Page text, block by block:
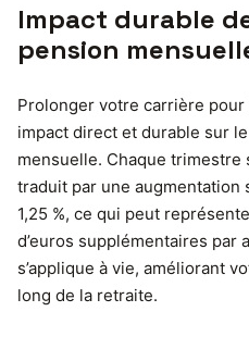
Impact durable
pension
Prolonger votre carrière
impact direct et durable sur
mensuelle. Chaque
traduit par une augmentation
1,25 %, ce qui peut
d’euros supplémentaires par
s’applique à vie, améliorant
long de la retraite.